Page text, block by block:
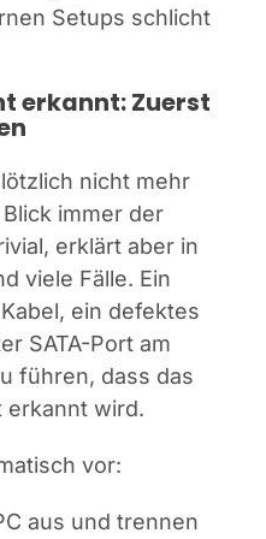
Setups schlicht
erkannt: Zuerst
nicht mehr
immer der
erklärt aber in
viele Fälle. Ein
ein defektes
SATA-Port am
führen, dass das
erkannt wird.
vor:
aus und trennen